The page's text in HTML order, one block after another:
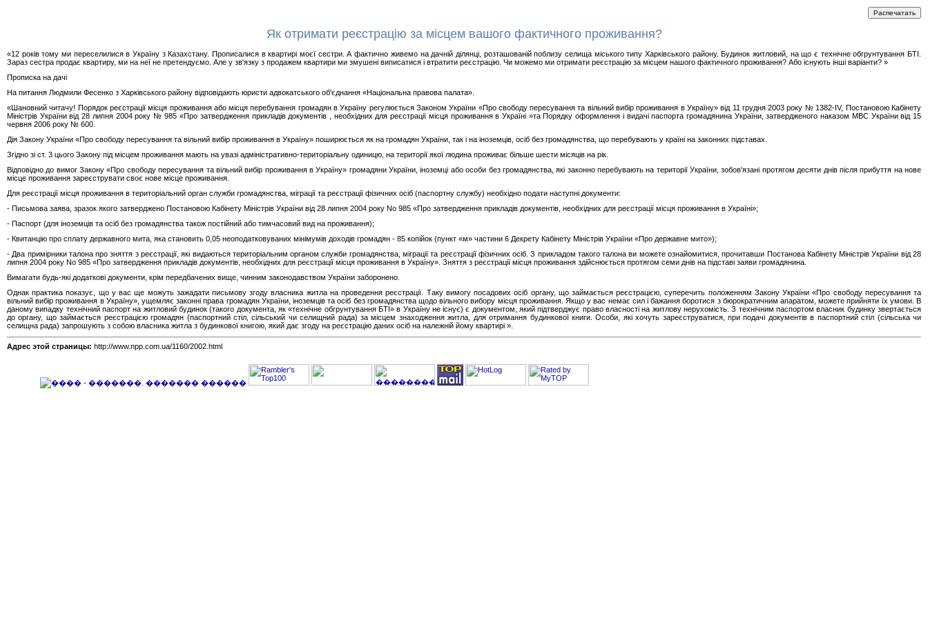
Як отримати реєстрацію за місцем вашого фактичного проживання?
«12 років тому ми переселилися в Україну з Казахстану. Прописалися в квартирі моєї сестри. А фактично живемо на дачній ділянці, розташованій поблизу селища міського типу Харківського району. Будинок житловий, на що є технічне обгрунтування БТІ.
Зараз сестра продає квартиру, ми на неї не претендуємо. Але у зв'язку з продажем квартири ми змушені виписатися і втратити реєстрацію. Чи можемо ми отримати реєстрацію за місцем нашого фактичного проживання? Або існують інші варіанти? »
Прописка на дачі
На питання Людмили Фесенко з Харківського району відповідають юристи адвокатського об'єднання «Національна правова палата».
«Шановний читачу! Порядок реєстрації місця проживання або місця перебування громадян в Україну регулюється Законом України «Про свободу пересування та вільний вибір проживання в Україну» від 11 грудня 2003 року № 1382-IV, Постановою Кабінету
Міністрів України від 28 липня 2004 року № 985 «Про затвердження прикладів документів , необхідних для реєстрації місця проживання в Україні »та Порядку оформлення і видачі паспорта громадянина України, затвердженого наказом МВС України від 15
червня 2006 року № 600.
Дія Закону України «Про свободу пересування та вільний вибір проживання в Україну» поширюється як на громадян України, так і на іноземців, осіб без громадянства, що перебувають у країні на законних підставах.
Згідно зі ст. 3 цього Закону під місцем проживання мають на увазі адміністративно-територіальну одиницю, на території якої людина проживає більше шести місяців на рік.
Відповідно до вимог Закону «Про свободу пересування та вільний вибір проживання в Україну» громадяни України, іноземці або особи без громадянства, які законно перебувають на території України, зобов'язані протягом десяти днів після прибуття на нове
місце проживання зареєструвати своє нове місце проживання.
Для реєстрації місця проживання в територіальний орган служби громадянства, міграції та реєстрації фізичних осіб (паспортну службу) необхідно подати наступні документи:
- Письмова заява, зразок якого затверджено Постановою Кабінету Міністрів України від 28 липня 2004 року No 985 «Про затвердження прикладів документів, необхідних для реєстрації місця проживання в Україні»;
- Паспорт (для іноземців та осіб без громадянства також постійний або тимчасовий вид на проживання);
- Квитанцію про сплату державного мита, яка становить 0,05 неоподатковуваних мінімумів доходів громадян - 85 копійок (пункт «м» частини 6 Декрету Кабінету Міністрів України «Про державне мито»);
- Два примірники талона про зняття з реєстрації, які видаються територіальним органом служби громадянства, міграції та реєстрації фізичних осіб. З прикладом такого талона ви можете ознайомитися, прочитавши Постанова Кабінету Міністрів України від 28
липня 2004 року No 985 «Про затвердження прикладів документів, необхідних для реєстрації місця проживання в Україну». Зняття з реєстрації місця проживання здійснюється протягом семи днів на підставі заяви громадянина.
Вимагати будь-які додаткові документи, крім передбачених вище, чинним законодавством України заборонено.
Однак практика показує, що у вас ще можуть зажадати письмову згоду власника житла на проведення реєстрації. Таку вимогу посадових осіб органу, що займається реєстрацією, суперечить положенням Закону України «Про свободу пересування та
вільний вибір проживання в Україну», ущемляє законні права громадян України, іноземців та осіб без громадянства щодо вільного вибору місця проживання. Якщо у вас немає сил і бажання боротися з бюрократичним апаратом, можете прийняти їх умови. В
даному випадку технічний паспорт на житловий будинок (такого документа, як «технічне обгрунтування БТІ» в Україну не існує) є документом, який підтверджує право власності на житлову нерухомість. З технічним паспортом власник будинку звертається
до органу, що займається реєстрацією громадян (паспортний стіл, сільський чи селищний рада) за місцем знаходження житла, для отримання будинкової книги. Особи, які хочуть зареєструватися, при подачі документів в паспортний стіл (сільська чи
селищна рада) запрошують з собою власника житла з будинкової книгою, який дає згоду на реєстрацію даних осіб на належній йому квартирі ».
Адрес этой страницы: http://www.npp.com.ua/1160/2002.html